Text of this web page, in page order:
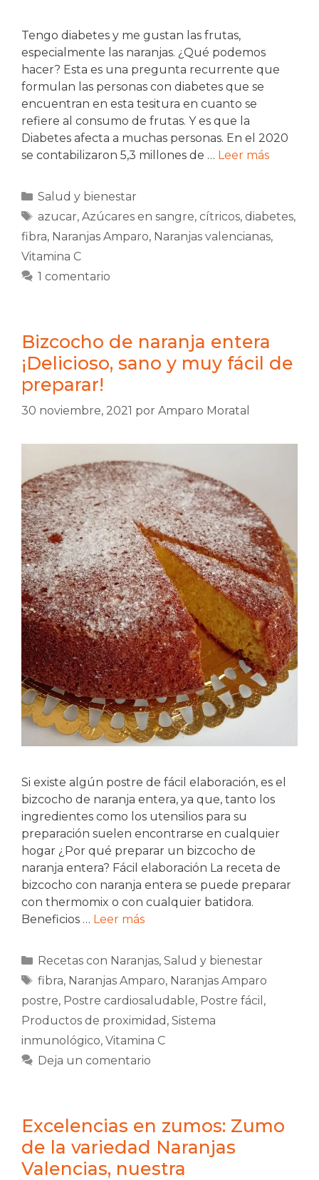
Tengo diabetes y me gustan las frutas,
especialmente las naranjas. ¿Qué podemos
hacer? Esta es una pregunta recurrente que
formulan las personas con diabetes que se
encuentran en esta tesitura en cuanto se
refiere al consumo de frutas. Y es que la
Diabetes afecta a muchas personas. En el 2020
se contabilizaron 5,3 millones de … Leer más
Categorías
Salud y bienestar
Etiquetas
azucar, Azúcares en sangre, cítricos, diabetes,
fibra, Naranjas Amparo, Naranjas valencianas,
Vitamina C
1 comentario
Bizcocho de naranja entera
¡Delicioso, sano y muy fácil de
preparar!
30 noviembre, 2021 por Amparo Moratal
Si existe algún postre de fácil elaboración, es el
bizcocho de naranja entera, ya que, tanto los
ingredientes como los utensilios para su
preparación suelen encontrarse en cualquier
hogar ¿Por qué preparar un bizcocho de
naranja entera? Fácil elaboración La receta de
bizcocho con naranja entera se puede preparar
con thermomix o con cualquier batidora.
Beneficios … Leer más
Categorías
Recetas con Naranjas, Salud y bienestar
Etiquetas
fibra, Naranjas Amparo, Naranjas Amparo
postre, Postre cardiosaludable, Postre fácil ,
Productos de proximidad , Sistema
inmunológico, Vitamina C
Deja un comentario
Excelencias en zumos: Zumo
de la variedad Naranjas
Valencias, nuestra